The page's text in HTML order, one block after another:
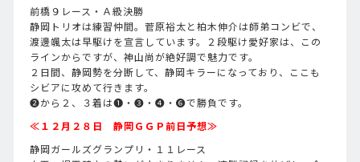
前橋９レース・Ａ級決勝
静岡トリオは練習仲間。菅原裕太と柏木伸介は師弟コンビで、
渡邊颯太は早駆けを宣言しています。２段駆け愛好家は、この
ラインからですが、神山尚が絶好調で魅力です。
２日間、静岡勢を分断して、静岡キラーになっており、ここも
シビアに攻めて行きます。
❷から２、３着は❶・❸・❹・❻で勝負です。
≪１２月２８日 静岡ＧＧＰ前日予想≫
静岡ガールズグランプリ・１１レース